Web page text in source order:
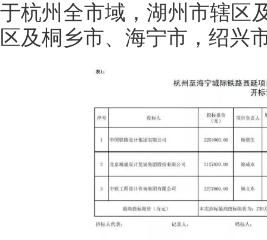
于杭州全市域，湖州市辖区
区及桐乡市、海宁市，绍兴